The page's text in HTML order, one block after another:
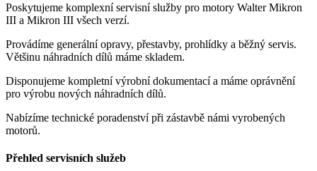
Poskytujeme komplexní servisní služby pro motory Walter Mikron
III a Mikron III všech verzí.
Provádíme generální opravy, přestavby, prohlídky a běžný servis.
Většinu náhradních dílů máme skladem.
Disponujeme kompletní výrobní dokumentací a máme oprávnění
pro výrobu nových náhradních dílů.
Nabízíme technické poradenství při zástavbě námi vyrobených
motorů.
Přehled servisních služeb